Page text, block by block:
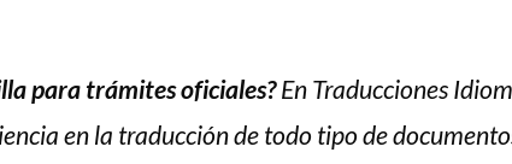
para trámites oficiales?En Traducciones
en la traducción de todo tipo de